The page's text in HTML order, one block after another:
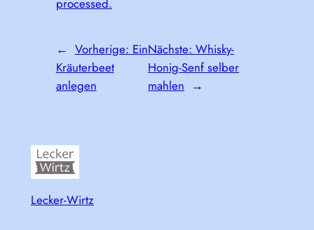
processed.
← Vorherige: Ein
Kräuterbeet
anlegen
Nächste:Whisky-
Honig-Senf selber
mahlen →
Lecker-Wirtz